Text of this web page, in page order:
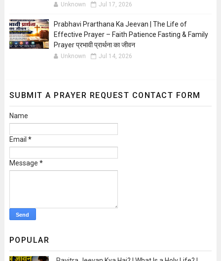
Unknown Jul 17, 2026
Prabhavi Prarthana Ka Jeevan | The Life of
Effective Prayer – Faith Patience Fasting & Family
Prayer प्रभावी प्रार्थना का जीवन
Unknown Jul 14, 2026
SUBMIT A PRAYER REQUEST CONTACT FORM
Name
Email *
Message *
POPULAR